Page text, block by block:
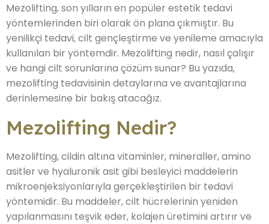
Mezolifting, son yılların en popüler estetik tedavi
yöntemlerinden biri olarak ön plana çıkmıştır. Bu
yenilikçi tedavi, cilt gençleştirme ve yenileme amacıyla
kullanılan bir yöntemdir. Mezolifting nedir, nasıl çalışır
ve hangi cilt sorunlarına çözüm sunar? Bu yazıda,
mezolifting tedavisinin detaylarına ve avantajlarına
derinlemesine bir bakış atacağız.
Mezolifting Nedir?
Mezolifting, cildin altına vitaminler, mineraller, amino
asitler ve hyaluronik asit gibi besleyici maddelerin
mikroenjeksiyonlarıyla gerçekleştirilen bir tedavi
yöntemidir. Bu maddeler, cilt hücrelerinin yeniden
yapılanmasını teşvik eder, kolajen üretimini artırır ve